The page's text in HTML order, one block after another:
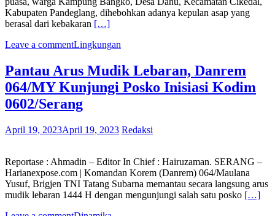
Kabupaten Pandeglang, dihebohkan adanya kepulan asap yang
berasal dari kebakaran […]
Leave a commentLingkungan
Pantau Arus Mudik Lebaran, Danrem
064/MY Kunjungi Posko Inisiasi Kodim
0602/Serang
April 19, 2023April 19, 2023 Redaksi
Reportase : Ahmadin – Editor In Chief : Hairuzaman. SERANG –
Harianexpose.com | Komandan Korem (Danrem) 064/Maulana
Yusuf, Brigjen TNI Tatang Subarna memantau secara langsung arus
mudik lebaran 1444 H dengan mengunjungi salah satu posko […]